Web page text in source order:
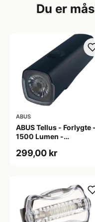
Du er
ABUS
ABUS Tellus - Forlygte -
1500 Lumen -
299,00 kr